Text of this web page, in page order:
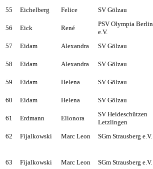
55 Eichelberg Felice SV Gölzau
56 Eick René
PSV Olympia Berlin
e.V.
57 Eidam Alexandra SV Gölzau
58 Eidam Alexandra SV Gölzau
59 Eidam Helena SV Gölzau
60 Eidam Helena SV Gölzau
61 Erdmann Elionora
SV Heideschützen
Letzlingen
62 Fijalkowski Marc Leon SGm Strausberg e.V.
63 Fijalkowski Marc Leon SGm Strausberg e.V.